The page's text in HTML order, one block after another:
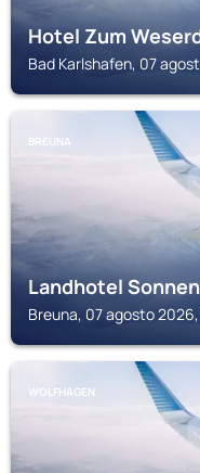
Hotel Zum
Bad Karlshafen, 07
BREUNA
Landhotel
Breuna, 07 agosto
WOLFHAGEN